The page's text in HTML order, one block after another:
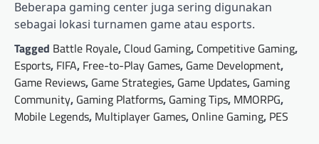
Beberapa gaming center juga sering digunakan
sebagai lokasi turnamen game atau esports.
Tagged Battle Royale, Cloud Gaming, Competitive Gaming,
Esports, FIFA, Free-to-Play Games, Game Development,
Game Reviews, Game Strategies, Game Updates, Gaming
Community, Gaming Platforms, Gaming Tips, MMORPG,
Mobile Legends, Multiplayer Games, Online Gaming, PES